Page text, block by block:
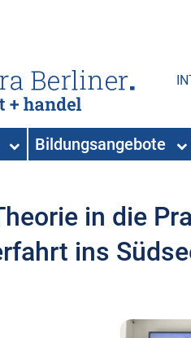
Bildungsangebote
in die
ins